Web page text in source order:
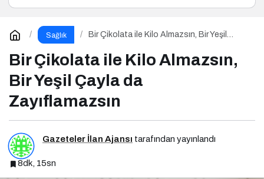
Sağlık
Bir Çikolata ile Kilo Almazsın, Bir Yeşil
Bir Çikolata ile Kilo Almazsın,
Bir Yeşil Çayla da
Zayıflamazsın
Gazeteler İlan Ajansı tarafından yayınlandı
8dk, 15sn